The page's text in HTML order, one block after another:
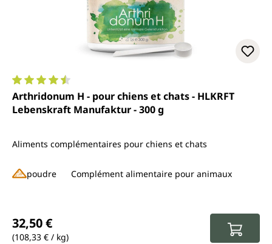
Note moyenne de 4.6 sur 5 étoiles
Arthridonum H - pour chiens et chats - HLKRFT
Lebenskraft Manufaktur - 300 g
Aliments complémentaires pour chiens et chats
poudre Complément alimentaire pour animaux
32,50 €
(108,33 € / kg)